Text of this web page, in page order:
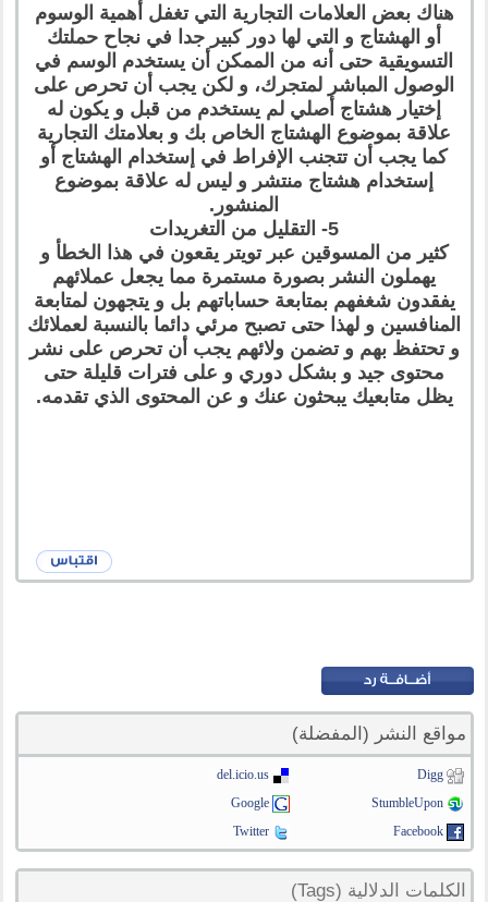
هناك بعض العلامات التجارية التي تغفل أهمية الوسوم
أو الهشتاج و التي لها دور كبير جدا في نجاح حملتك
التسويقية حتى أنه من الممكن أن يستخدم الوسم في
الوصول المباشر لمتجرك، و لكن يجب أن تحرص على
إختيار هشتاج أصلي لم يستخدم من قبل و يكون له
علاقة بموضوع الهشتاج الخاص بك و بعلامتك التجارية
كما يجب أن تتجنب الإفراط في إستخدام الهشتاج أو
إستخدام هشتاج منتشر و ليس له علاقة بموضوع
المنشور.
5- التقليل من التغريدات
كثير من المسوقين عبر تويتر يقعون في هذا الخطأ و
يهملون النشر بصورة مستمرة مما يجعل عملائهم
يفقدون شغفهم بمتابعة حساباتهم بل و يتجهون لمتابعة
المنافسين و لهذا حتى تصبح مرئي دائما بالنسبة لعملائك
و تحتفظ بهم و تضمن ولائهم يجب أن تحرص على نشر
محتوى جيد و بشكل دوري و على فترات قليلة حتى
يظل متابعيك يبحثون عنك و عن المحتوى الذي تقدمه.
مواقع النشر (المفضلة)
Digg
del.icio.us
StumbleUpon
Google
Facebook
Twitter
الكلمات الدلالية (Tags)